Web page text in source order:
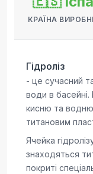
КРАЇНА
Гідроліз
- це сучасний
води в
кисню та водню
титановим
Ячейка
знаходяться
покриті